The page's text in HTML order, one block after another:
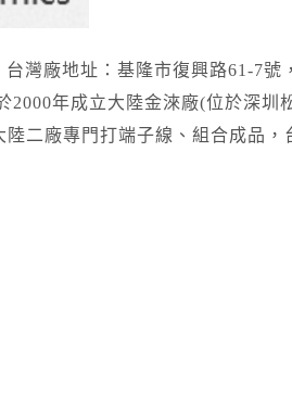
灣廠地址：基隆市復興路61-7號
年成立大陸金淶廠(位於深圳
二廠專門打端子線、組合成品